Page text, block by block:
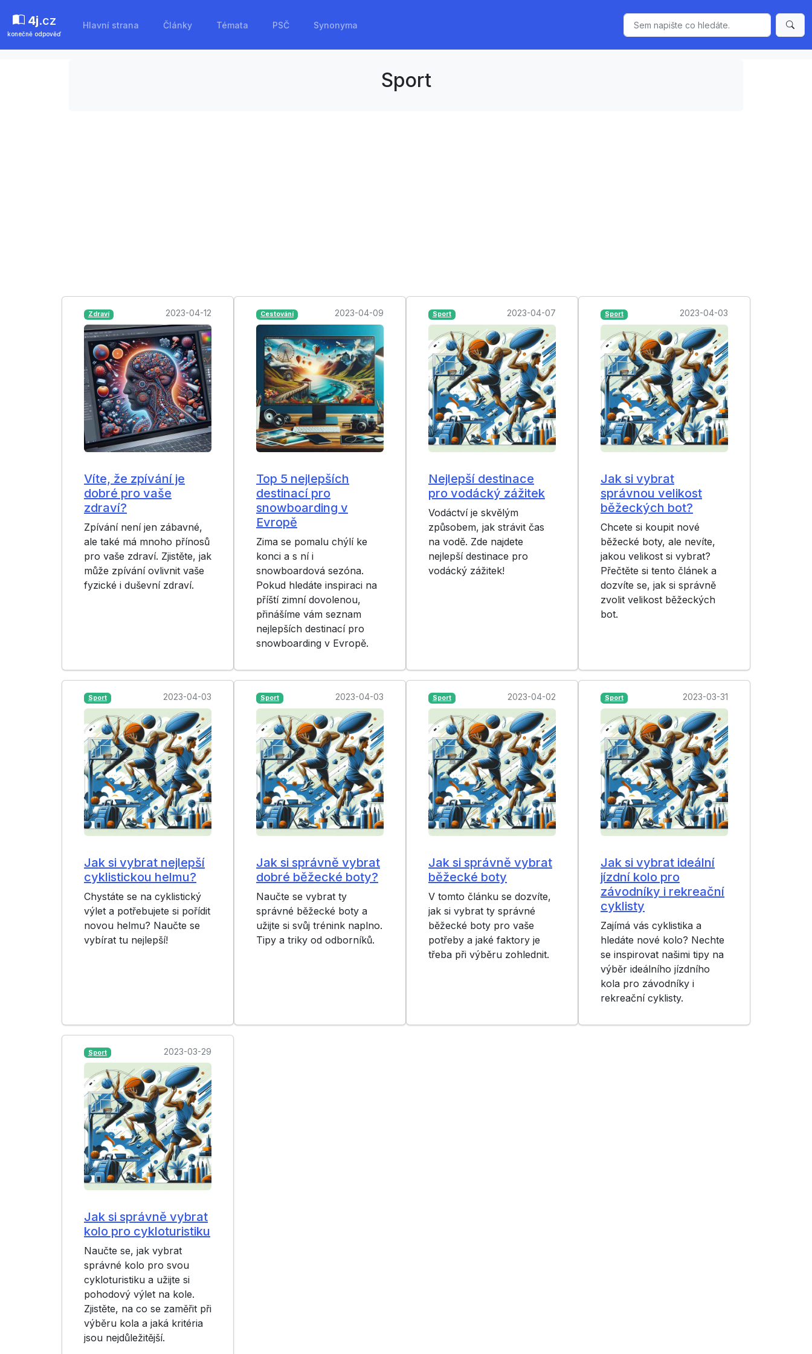
4j.cz
konečně odpověď
Hlavní strana Články Témata PSČ Synonyma
Sport
Zdraví 2023-04-12
Víte, že zpívání je
dobré pro vaše
zdraví?
Zpívání není jen zábavné,
ale také má mnoho přínosů
pro vaše zdraví. Zjistěte, jak
může zpívání ovlivnit vaše
fyzické i duševní zdraví.
Cestování 2023-04-09
Top 5 nejlepších
destinací pro
snowboarding v
Evropě
Zima se pomalu chýlí ke
konci a s ní i
snowboardová sezóna.
Pokud hledáte inspiraci na
příští zimní dovolenou,
přinášíme vám seznam
nejlepších destinací pro
snowboarding v Evropě.
Sport 2023-04-07
Nejlepší destinace
pro vodácký zážitek
Vodáctví je skvělým
způsobem, jak strávit čas
na vodě. Zde najdete
nejlepší destinace pro
vodácký zážitek!
Sport 2023-04-03
Jak si vybrat
správnou velikost
běžeckých bot?
Chcete si koupit nové
běžecké boty, ale nevíte,
jakou velikost si vybrat?
Přečtěte si tento článek a
dozvíte se, jak si správně
zvolit velikost běžeckých
bot.
Sport 2023-04-03
Jak si vybrat nejlepší
cyklistickou helmu?
Chystáte se na cyklistický
výlet a potřebujete si pořídit
novou helmu? Naučte se
vybírat tu nejlepší!
Sport 2023-04-03
Jak si správně vybrat
dobré běžecké boty?
Naučte se vybrat ty
správné běžecké boty a
užijte si svůj trénink naplno.
Tipy a triky od odborníků.
Sport 2023-04-02
Jak si správně vybrat
běžecké boty
V tomto článku se dozvíte,
jak si vybrat ty správné
běžecké boty pro vaše
potřeby a jaké faktory je
třeba při výběru zohlednit.
Sport 2023-03-31
Jak si vybrat ideální
jízdní kolo pro
závodníky i rekreační
cyklisty
Zajímá vás cyklistika a
hledáte nové kolo? Nechte
se inspirovat našimi tipy na
výběr ideálního jízdního
kola pro závodníky i
rekreační cyklisty.
Sport 2023-03-29
Jak si správně vybrat
kolo pro cykloturistiku
Naučte se, jak vybrat
správné kolo pro svou
cykloturistiku a užijte si
pohodový výlet na kole.
Zjistěte, na co se zaměřit při
výběru kola a jaká kritéria
jsou nejdůležitější.